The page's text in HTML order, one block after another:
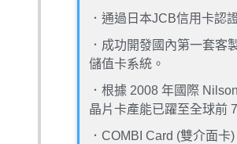
．通過日本JCB信用卡認
．成功開發國內第一套客
儲值卡系統。
．根據 2008 年國際
晶片卡產能已躍至全球前 7
．COMBI Card (雙介面卡